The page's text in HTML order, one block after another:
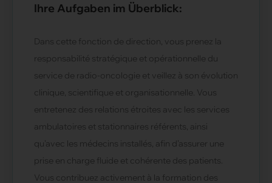
Ihre Aufgaben im Überblick:
Dans cette fonction de direction, vous prenez la
responsabilité stratégique et opérationnelle du
service de radio-oncologie et veillez à son évolution
clinique, scientifique et organisationnelle. Vous
entretenez des relations étroites avec les services
ambulatoires et stationnaires référents, ainsi
qu’avec les médecins installés, afin d’assurer une
prise en charge fluide et cohérente des patients.
Vous contribuez activement à la formation des